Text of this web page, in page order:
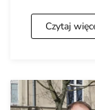
Czytaj